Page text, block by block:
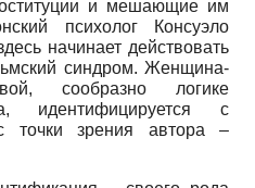
и мешающие им
психолог Консуэло
начинает действовать
синдром. Женщина-
сообразно логике
идентифицируется с
точки зрения автора –